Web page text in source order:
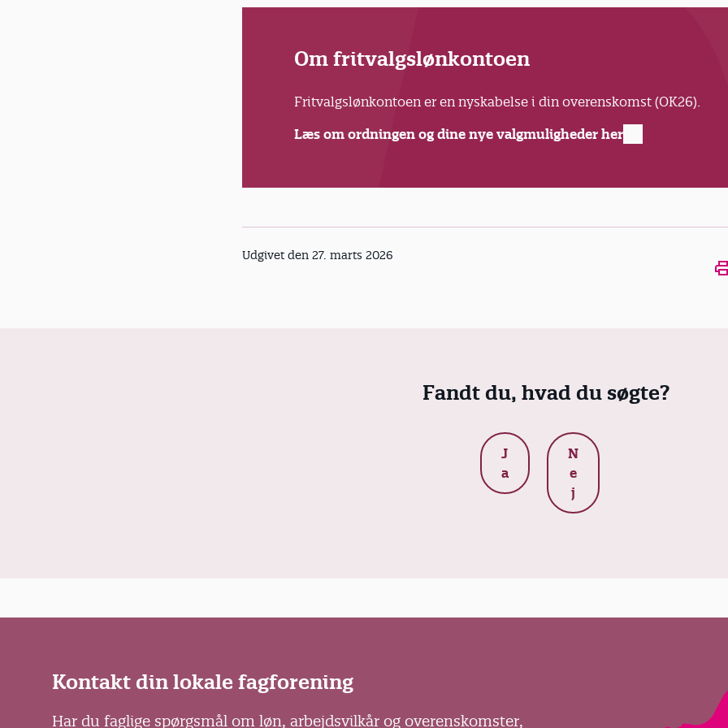
Om fritvalgslønkontoen
Fritvalgslønkontoen er en nyskabelse i din overenskomst (OK26).
Læs om ordningen og dine nye valgmuligheder her
Udgivet den 27. marts 2026
Fandt du, hvad du søgte?
J
a
N
e
j
Kontakt din lokale fagforening
Har du faglige spørgsmål om løn, arbejdsvilkår og overenskomster,